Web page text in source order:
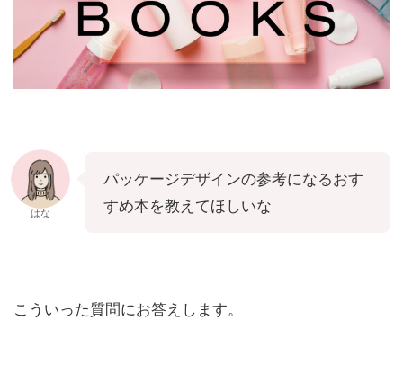
はな
パッケージデザインの参考になるおす
すめ本を教えてほしいな
こういった質問にお答えします。